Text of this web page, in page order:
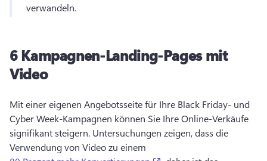
verwandeln.
6Kampagnen-Landing-Pages mit
Video
Mit einer eigenen Angebotsseite für Ihre Black Friday- und
Cyber Week-Kampagnen können Sie Ihre Online-Verkäufe
signifikant steigern. Untersuchungen zeigen, dass die
Verwendung von Video zu einem